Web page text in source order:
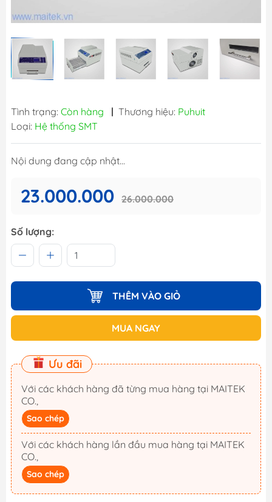
Tình trạng: Còn hàng | Thương hiệu: Puhuit
Loại: Hệ thống SMT
Nội dung đang cập nhật...
23.000.000 26.000.000
Số lượng:
THÊM VÀO GIỎ
MUA NGAY
Ưu đãi
Với các khách hàng đã từng mua hàng tại MAITEK
CO.,
Sao chép
Với các khách hàng lần đầu mua hàng tại MAITEK
CO.,
Sao chép